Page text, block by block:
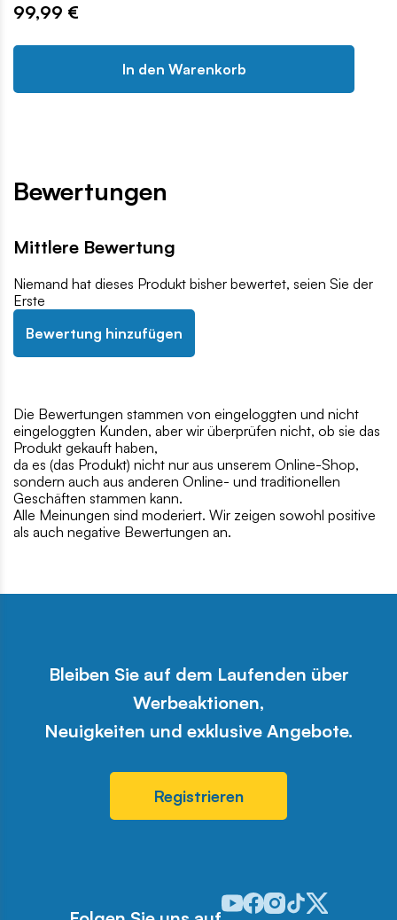
99,99 €
In den Warenkorb
Bewertungen
Mittlere Bewertung
Niemand hat dieses Produkt bisher bewertet, seien Sie der
Erste
Bewertung hinzufügen
Die Bewertungen stammen von eingeloggten und nicht
eingeloggten Kunden, aber wir überprüfen nicht, ob sie das
Produkt gekauft haben,
da es (das Produkt) nicht nur aus unserem Online-Shop,
sondern auch aus anderen Online- und traditionellen
Geschäften stammen kann.
Alle Meinungen sind moderiert. Wir zeigen sowohl positive
als auch negative Bewertungen an.
Bleiben Sie auf dem Laufenden über
Werbeaktionen,
Neuigkeiten und exklusive Angebote.
Registrieren
Odwiedź nasz profil w
Odwiedź nasz profil w
Odwiedź nasz profil w
Odwiedź nasz
Odwiedź nasz